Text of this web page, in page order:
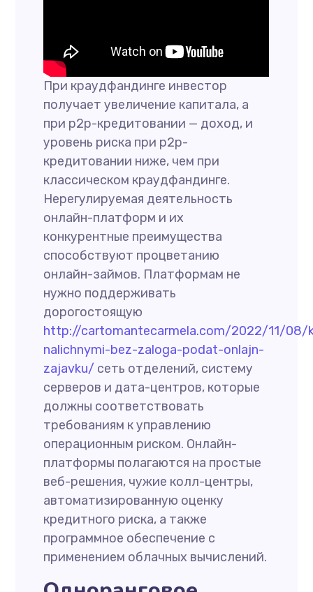
При краудфандинге инвестор
получает увеличение капитала, а
при p2p-кредитовании — доход, и
уровень риска при p2p-
кредитовании ниже, чем при
классическом краудфандинге.
Нерегулируемая деятельность
онлайн-платформ и их
конкурентные преимущества
способствуют процветанию
онлайн-займов. Платформам не
нужно поддерживать
дорогостоящую
http://cartomantecarmela.com/2022/11/08/
nalichnymi-bez-zaloga-podat-onlajn-
zajavku/ сеть отделений, систему
серверов и дата-центров, которые
должны соответствовать
требованиям к управлению
операционным риском. Онлайн-
платформы полагаются на простые
веб-решения, чужие колл-центры,
автоматизированную оценку
кредитного риска, а также
программное обеспечение с
применением облачных вычислений.